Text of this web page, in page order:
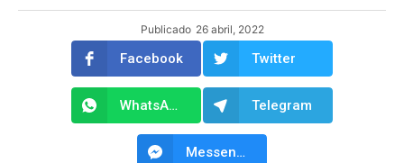
Publicado 26 abril, 2022
Facebook Twitter
WhatsApp Telegram
Messenger